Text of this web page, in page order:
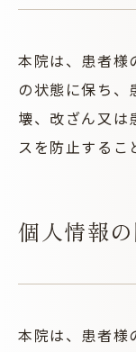
本院は、患者様
の状態に保ち、
壊、改ざん又は
スを防止するこ
個人情報
本院は、患者様